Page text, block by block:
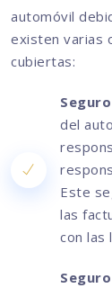
automóvil
existen varias
cubiertas:
del
Este
las
con las